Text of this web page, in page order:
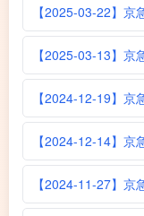
【2025-03-22】京
【2025-03-13】京
【2024-12-19】京
【2024-12-14】京
【2024-11-27】京